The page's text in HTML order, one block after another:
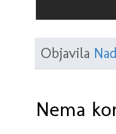
Objavila
Nema